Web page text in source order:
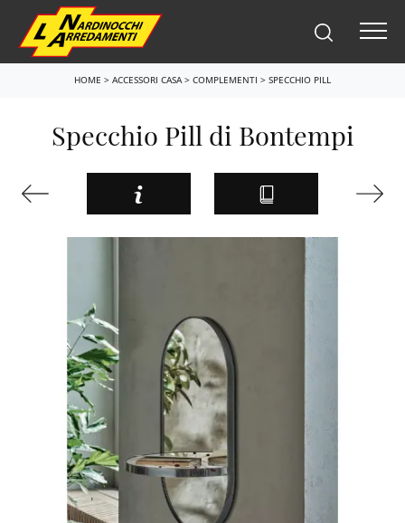
HOME > ACCESSORI CASA> COMPLEMENTI > SPECCHIO PILL
Specchio Pill di Bontempi